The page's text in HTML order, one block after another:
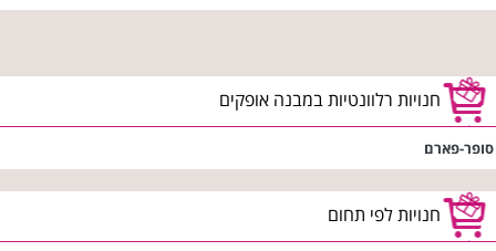
חנויות רלוונטיות במבנה אופקים
סופר-פארם
חנויות לפי תחום